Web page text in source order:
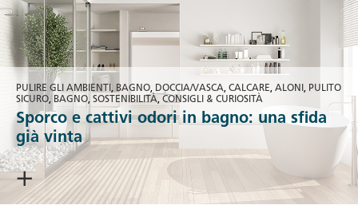
PULIRE GLI AMBIENTI , BAGNO, DOCCIA/VASCA, CALCARE, ALONI , PULITO
SICURO, BAGNO, SOSTENIBILITÀ, CONSIGLI & CURIOSITÀ
Sporco e cattivi odori in bagno: una sfida
già vinta
> CONTINUA A LEGGERE <